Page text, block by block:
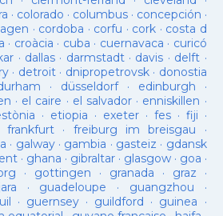
· colorado · columbus· concepción ·
· cordoba · corfu · cork · costa d
· croàcia · cuba · cuernavaca · curicó
· dallas · darmstadt· davis · delft ·
· detroit· dnipropetrovsk· donostia
· düsseldorf· edinburgh ·
· el caire · el salvador · enniskillen ·
· etiopia · exeter· fes· fiji ·
frankfurt· freiburg im breisgau ·
· galway· gambia · gasteiz · gdansk
· ghana · gibraltar· glasgow· goa ·
· gottingen · granada · graz ·
· guadeloupe · guangzhou ·
· guernsey· guildford · guinea ·